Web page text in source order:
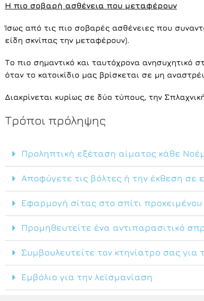
Η πιο σοβαρή ασθένεια που μεταφέρουν
Ίσως από τις πιο σοβαρές ασθένειες που
είδη σκνίπας την μεταφέρουν).
Το πιο σημαντικό και ταυτόχρονα ανησυχητικό
όταν το κατοικίδιο μας βρίσκεται σε μη
Διακρίνεται κυρίως σε δύο τύπους, την
Τρόποι πρόληψης
Προληπτική εξέταση αίματος κάθε
Αποφύγετε τις βόλτες ή την έκθεση
Εφαρμογή σίτας στο σπίτι
Προμηθευτείτε ένα αντιπαρασιτικό
Συμβουλευτείτε τον κτηνίατρο σας
Εμβόλιο για την λεϊσμανίαση